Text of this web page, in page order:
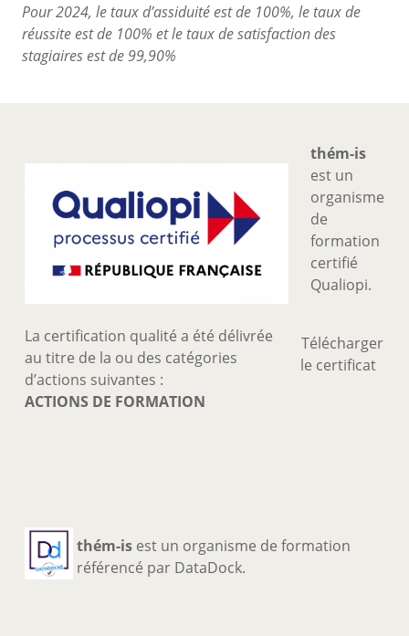
Pour 2024, le taux d’assiduité est de 100%, le taux de
réussite est de 100% et le taux de satisfaction des
stagiaires est de 99,90%
La certification qualité a été délivrée
au titre de la ou des catégories
d’actions suivantes :
ACTIONS DE FORMATION
thém-is
est un
organisme
de
formation
certifié
Qualiopi.
Télécharger
le certificat
thém-is est un organisme de formation
référencé par DataDock.